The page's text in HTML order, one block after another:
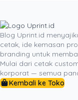
Ingat, stiker fragile
barang saja, Anda
makanan. Seperti
Uprint.id.
berisiko, jika tidak
Blog Uprint.id
cetak, ide kemasan
branding untuk
Mulai dari cetak
korporat — semua
Kembali ke Toko